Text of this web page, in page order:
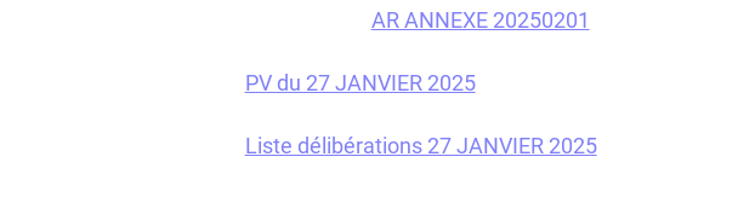
AR ANNEXE 20250201
PV du 27 JANVIER 2025
Liste délibérations 27 JANVIER 2025